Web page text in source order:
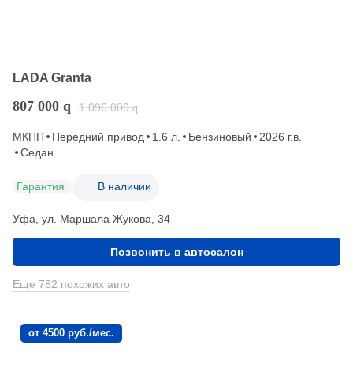
LADA Granta
807 000 q 1 096 000 q
МКПП Передний привод 1.6 л. Бензиновый
2026 г.в.
Седан
Гарантия В наличии
Уфа, ул. Маршала Жукова, 34
Позвонить в автосалон
Еще 782 похожих авто
от 4500 руб./мес.